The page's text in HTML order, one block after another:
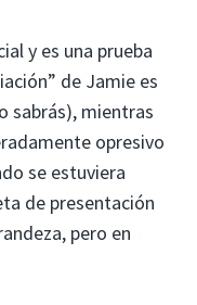
y es una prueba
de Jamie es
sabrás), mientras
opresivo
se estuviera
de presentación
pero en